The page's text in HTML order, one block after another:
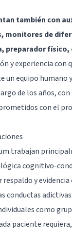
también con
monitores de
preparador físico,
y experiencia con
un equipo humano
de los años,
con el
trabajan
cognitivo-
y
conductas
como
paciente